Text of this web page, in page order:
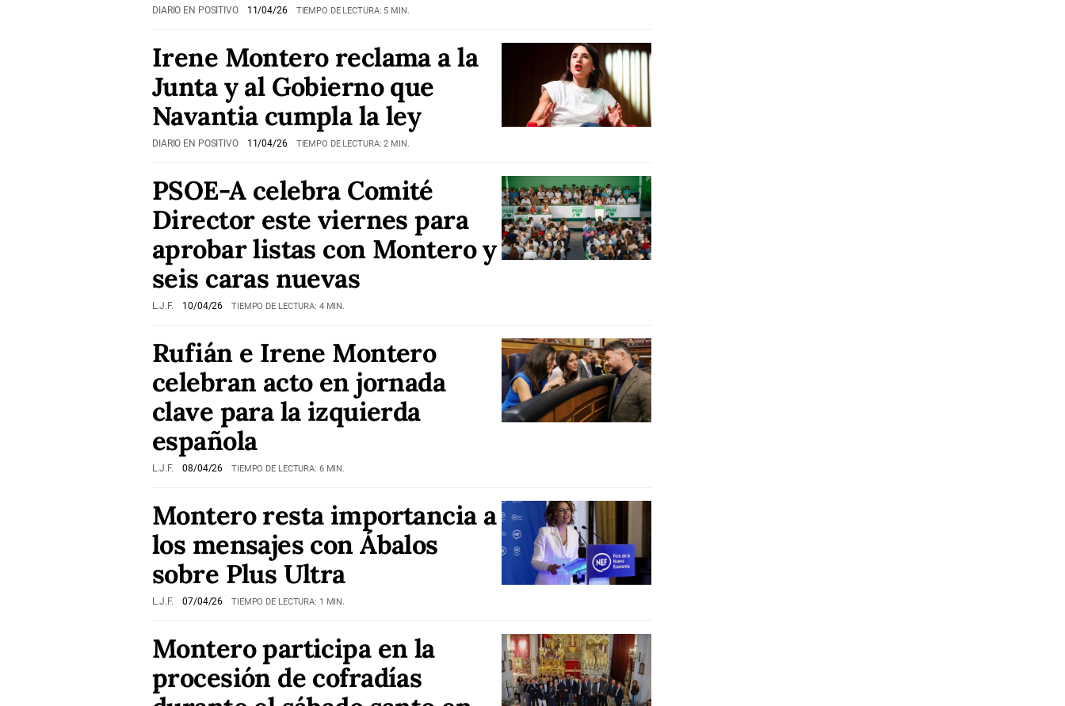
DIARIO EN POSITIVO 11/04/26 TIEMPO DE LECTURA: 5 MIN.
Irene Montero reclama a la
Junta y al Gobierno que
Navantia cumpla la ley
DIARIO EN POSITIVO 11/04/26 TIEMPO DE LECTURA: 2 MIN.
PSOE-A celebra Comité
Director este viernes para
aprobar listas con Montero y
seis caras nuevas
L.J.F. 10/04/26 TIEMPO DE LECTURA: 4 MIN.
Rufián e Irene Montero
celebran acto en jornada
clave para la izquierda
española
L.J.F. 08/04/26 TIEMPO DE LECTURA: 6 MIN.
Montero resta importancia a
los mensajes con Ábalos
sobre Plus Ultra
L.J.F. 07/04/26 TIEMPO DE LECTURA: 1 MIN.
Montero participa en la
procesión de cofradías